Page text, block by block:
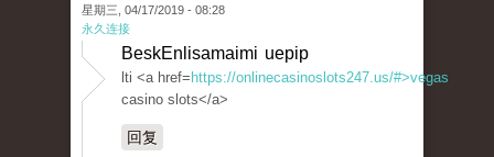
星期三, 04/17/2019 - 08:28
永久连接
BeskEnlisamaimi uepip
lti <a href= https://onlinecasinoslots247.us/#>vegas
casino slots</a>
回复